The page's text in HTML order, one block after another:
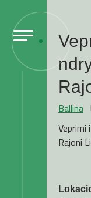
Ballina
Rajoni